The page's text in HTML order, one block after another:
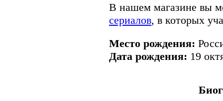
В нашем магазине вы
сериалов, в которых
Место рождения:
Дата рождения: 19